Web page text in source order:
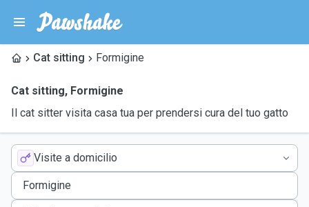
Cat sitting Formigine
Cat sitting, Formigine
Il cat sitter visita casa tua per prendersi cura del tuo gatto
Visite a domicilio